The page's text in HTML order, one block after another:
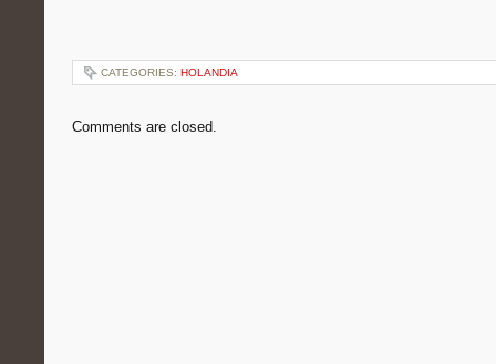
CATEGORIES: HOLANDIA
Comments are closed.